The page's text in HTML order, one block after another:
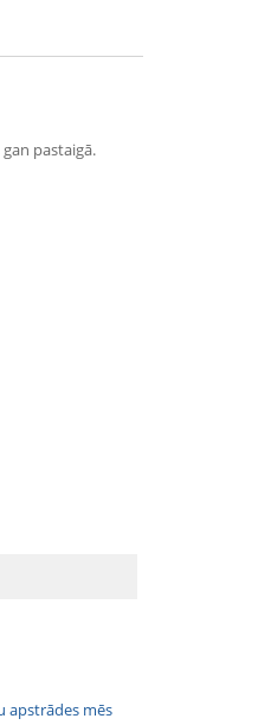
pastaigā.
apstrādes mēs